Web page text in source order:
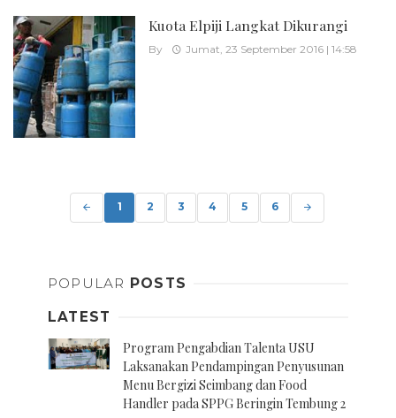
Kuota Elpiji Langkat Dikurangi
By Jumat, 23 September 2016 | 14:58
navigation
1 2 3 4 5 6
POPULAR POSTS
LATEST
Program Pengabdian Talenta USU
Laksanakan Pendampingan Penyusunan
Menu Bergizi Seimbang dan Food
Handler pada SPPG Beringin Tembung 2